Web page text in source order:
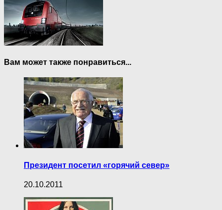
Вам может также понравиться...
Президент посетил «горячий север»
20.10.2011